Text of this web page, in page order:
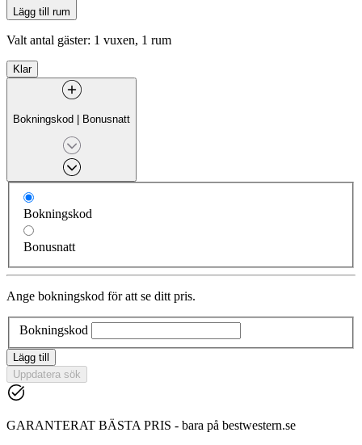
Lägg till rum
Valt antal gäster: 1 vuxen, 1 rum
Klar
Bokningskod | Bonusnatt
Bokningskod
Bonusnatt
Ange bokningskod för att se ditt pris.
Bokningskod
Lägg till
Uppdatera sök
GARANTERAT BÄSTA PRIS - bara på bestwestern.se